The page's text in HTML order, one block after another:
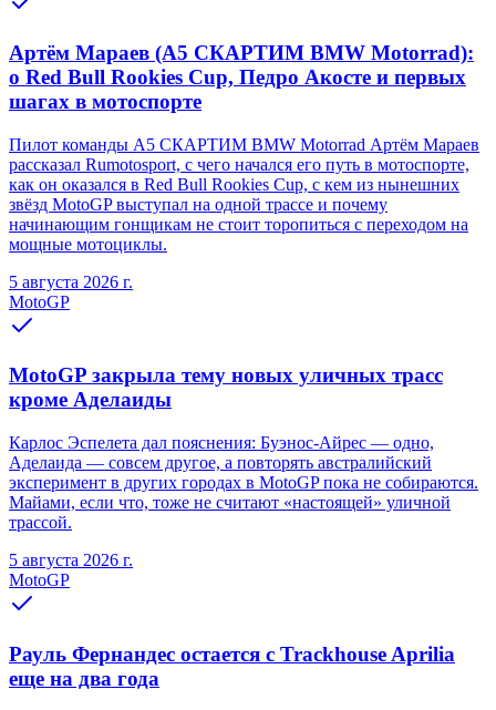
Артём Мараев (A5 СКАРТИМ BMW Motorrad):
о Red Bull Rookies Cup, Педро Акосте и первых
шагах в мотоспорте
Пилот команды A5 СКАРТИМ BMW Motorrad Артём Мараев
рассказал Rumotosport, с чего начался его путь в мотоспорте,
как он оказался в Red Bull Rookies Cup, с кем из нынешних
звёзд MotoGP выступал на одной трассе и почему
начинающим гонщикам не стоит торопиться с переходом на
мощные мотоциклы.
5 августа 2026 г.
MotoGP
MotoGP закрыла тему новых уличных трасс
кроме Аделаиды
Карлос Эспелета дал пояснения: Буэнос-Айрес — одно,
Аделаида — совсем другое, а повторять австралийский
эксперимент в других городах в MotoGP пока не собираются.
Майами, если что, тоже не считают «настоящей» уличной
трассой.
5 августа 2026 г.
MotoGP
Рауль Фернандес остается с Trackhouse Aprilia
еще на два года